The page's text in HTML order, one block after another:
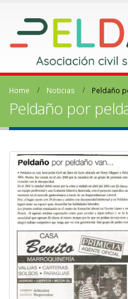
Home Noticias Peldaño
Peldaño por